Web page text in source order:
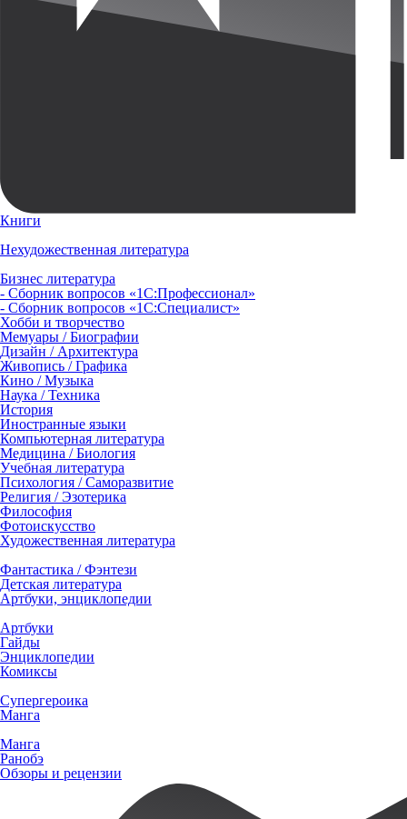
Книги
Нехудожественная литература
Бизнес литература
- Сборник вопросов «1С:Профессионал»
- Сборник вопросов «1С:Специалист»
Хобби и творчество
Мемуары / Биографии
Дизайн / Архитектура
Живопись / Графика
Кино / Музыка
Наука / Техника
История
Иностранные языки
Компьютерная литература
Медицина / Биология
Учебная литература
Психология / Саморазвитие
Религия / Эзотерика
Философия
Фотоискусство
Художественная литература
Фантастика / Фэнтези
Детская литература
Артбуки, энциклопедии
Артбуки
Гайды
Энциклопедии
Комиксы
Супергероика
Манга
Манга
Ранобэ
Обзоры и рецензии